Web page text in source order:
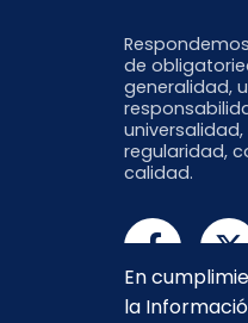
de
generalidad,
regularidad,
calidad.
En
la